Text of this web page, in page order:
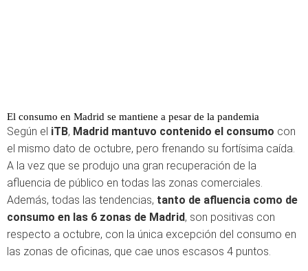
El consumo en Madrid se mantiene a pesar de la pandemia
Según el iTB, Madrid mantuvo contenido el consumo con
el mismo dato de octubre, pero frenando su fortísima caída.
A la vez que se produjo una gran recuperación de la
afluencia de público en todas las zonas comerciales.
Además, todas las tendencias, tanto de afluencia como de
consumo en las 6 zonas de Madrid, son positivas con
respecto a octubre, con la única excepción del consumo en
las zonas de oficinas, que cae unos escasos 4 puntos.